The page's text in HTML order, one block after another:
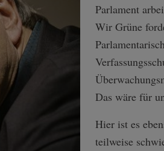
Parlament
Wir Grüne
Das wäre für
Hier ist es
teilweise